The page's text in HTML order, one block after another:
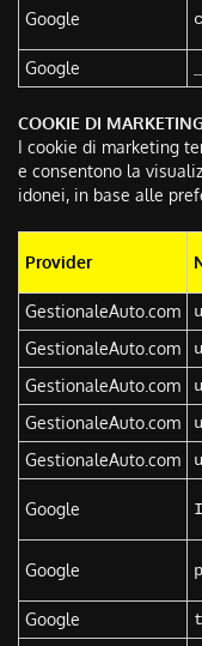
Google
Google
COOKIE DI
I cookie di marketing
e consentono la
idonei, in base alle
Provider
GestionaleAuto.com
GestionaleAuto.com
GestionaleAuto.com
GestionaleAuto.com
GestionaleAuto.com
Google
Google
Google